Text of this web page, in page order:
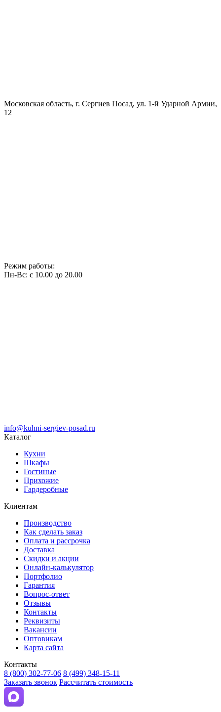
Московская область, г. Сергиев Посад, ул. 1-й Ударной Армии,
12
Режим работы:
Пн-Вс: с 10.00 до 20.00
info@kuhni-sergiev-posad.ru
Каталог
Кухни
Шкафы
Гостиные
Прихожие
Гардеробные
Клиентам
Производство
Как сделать заказ
Оплата и рассрочка
Доставка
Скидки и акции
Онлайн-калькулятор
Портфолио
Гарантия
Вопрос-ответ
Отзывы
Контакты
Реквизиты
Вакансии
Оптовикам
Карта сайта
Контакты
8 (800) 302-77-06 8 (499) 348-15-11
Заказать звонок Рассчитать стоимость